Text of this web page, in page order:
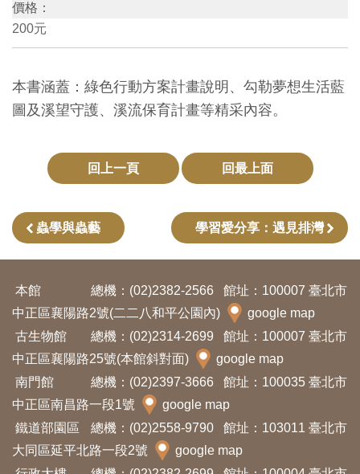
動
版
文
研
便
民
服
務
政
府
價格：
200元
本書涵蓋：綠色行動方案計畫說明、勾勒夢想生活藍
圖及溪望守護、溪流保育計畫等精采內容。
回上一頁 回最上面
蟲學與蟲藝 學習愛分享：遇見排灣
本館 總機：(02)2382-2566
館址：100007 臺北市
中正區襄陽路2號(二二八和平公園內)
google map
古生物館
總機：(02)2314-2699
館址：100007 臺北市
中正區襄陽路25號(本館斜對面)
google map
南門館
總機：(02)2397-3666
館址：100035 臺北市
中正區南昌路一段1號
google map
鐵道部園區
總機：(02)2558-9790
館址：103011 臺北市
大同區延平北路一段2號
google map